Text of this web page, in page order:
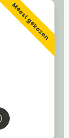
Meest gekozen